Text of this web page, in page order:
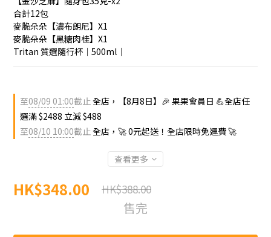
合計12包
麥脆朵朵【濃布朗尼】X1
麥脆朵朵【黑糖肉桂】X1
Tritan 質選隨行杯｜500ml｜
至08/09 01:00截止全店，【8月8日】🎉 果果會員日 💪全店任
選滿 $2488 立減 $488
至08/10 10:00截止全店，🚀 0元起送！全店限時免運費 🚀
查看更多
HK$348.00 HK$388.00
售完